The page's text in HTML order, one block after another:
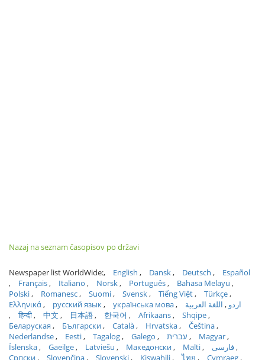
Nazaj na seznam časopisov po državi
Newspaper list WorldWide: English Dansk Deutsch
Español
Français
Italiano Norsk Português
Bahasa Melayu
Polski
Romanesc Suomi Svensk Tiếng Việt
Türkçe
Ελληνικά
русский язык українська мова اردو
اللغة العربية
हिन्दी
中文 日本語 한국어 Afrikaans
Shqipe
Беларуская
Български Català Hrvatska
Čeština
Nederlandse
Eesti Tagalog Galego עברית
Magyar
Íslenska
Gaeilge Latviešu Македонски Malti
فارسی
Српски
Slovenčina Slovenski Kiswahili ไทย Cymraeg